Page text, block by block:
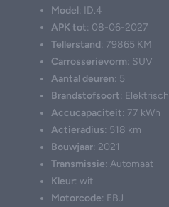
Model: ID.4
APK tot: 08-06-2027
Tellerstand: 79865 KM
Carrosserievorm: SUV
Aantal deuren: 5
Brandstofsoort: Elektrisch
Accucapaciteit: 77 kWh
Actieradius: 518 km
Bouwjaar: 2021
Transmissie: Automaat
Kleur: wit
Motorcode: EBJ